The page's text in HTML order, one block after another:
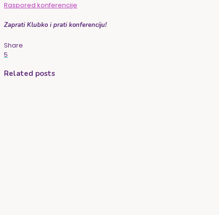
Raspored konferencije
Zaprati Klubko i prati konferenciju!
Share
5
Related posts